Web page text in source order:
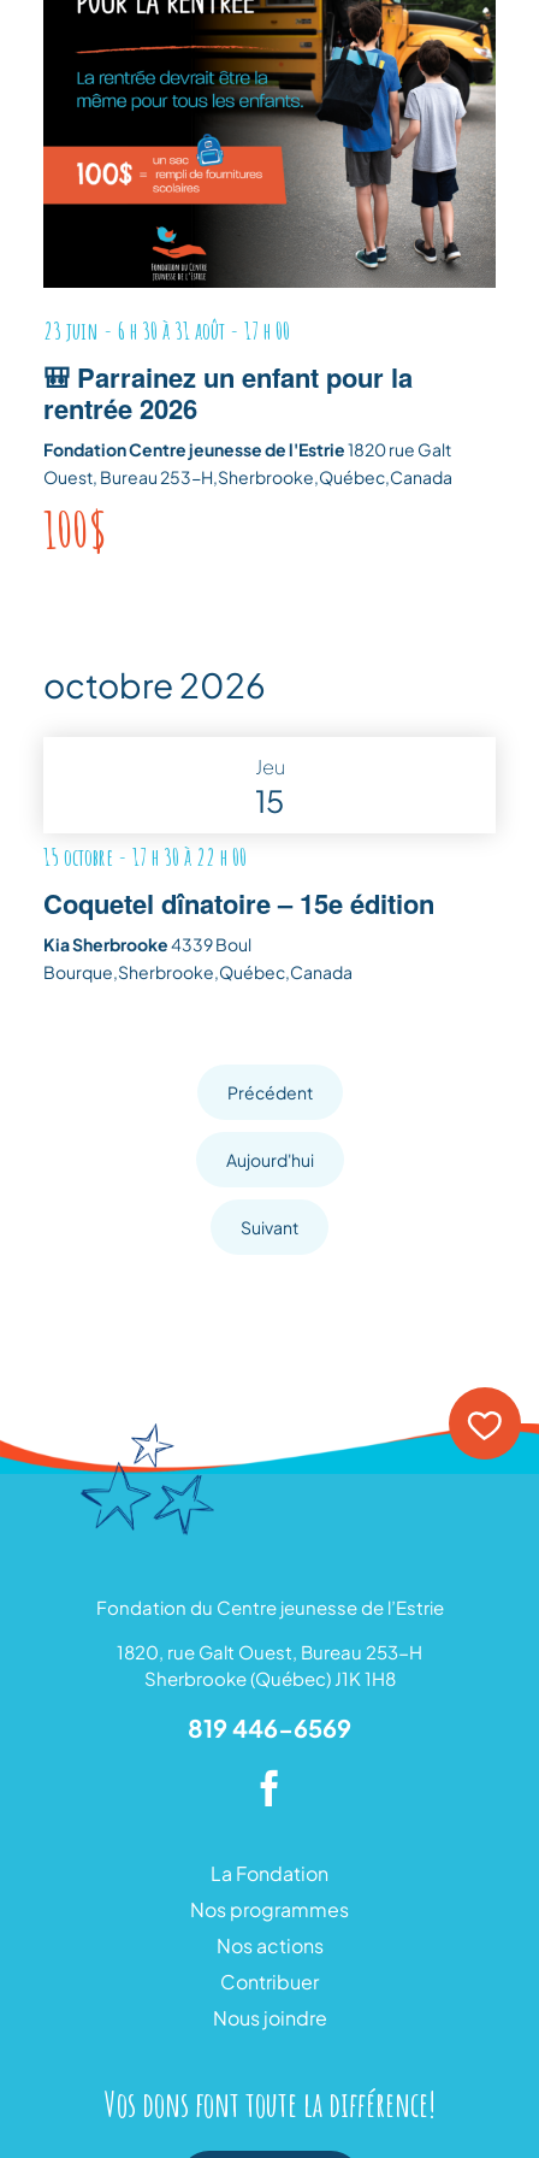
🎒 Parrainez un enfant pour la
rentrée 2026
23 juin - 6 h 30 à 31 août - 17 h 00
Fondation Centre jeunesse de l'Estrie1820 rue Galt
Ouest, Bureau 253-H,Sherbrooke,Québec,Canada
100$
octobre 2026
Jeu
15
Coquetel dînatoire – 15e édition
15 octobre - 17 h 30 à 22 h 00
Kia Sherbrooke4339 Boul
Bourque,Sherbrooke,Québec,Canada
Précédent
Aujourd'hui
Suivant
Fondation du Centre jeunesse de l’Estrie
1820, rue Galt Ouest, Bureau 253-H
Sherbrooke (Québec) J1K 1H8
819 446-6569
La Fondation
Nos programmes
Nos actions
Contribuer
Nous joindre
Vos dons font toute la différence!